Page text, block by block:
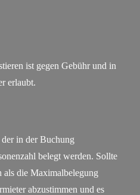
ist gegen Gebühr und in
erlaubt.
in der Buchung
belegt werden. Sollte
als die Maximalbelegung
abzustimmen und es